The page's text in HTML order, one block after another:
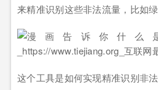
来精准识别这些非法流量，比如绿
这个工具是如何实现精准识别非